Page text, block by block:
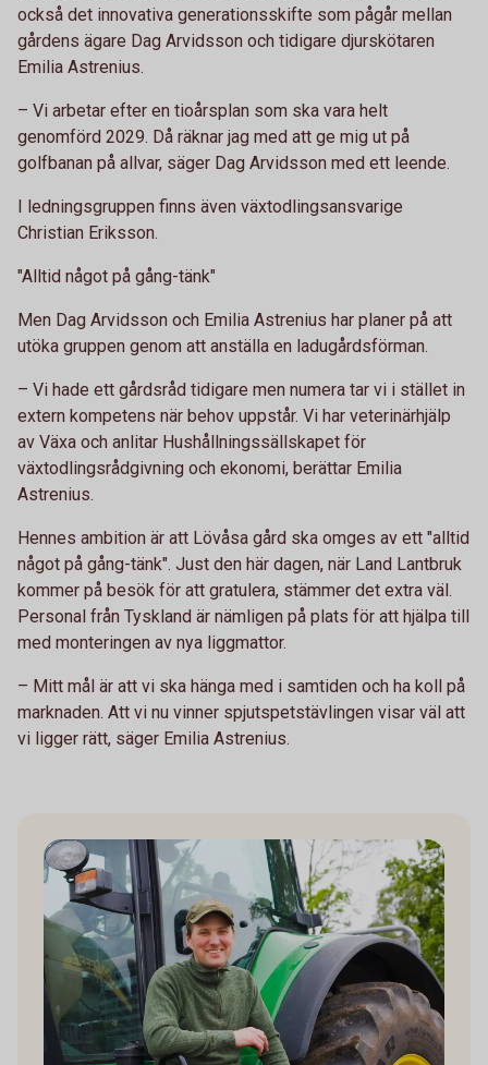
också det innovativa generationsskifte som pågår mellan
gårdens ägare Dag Arvidsson och tidigare djurskötaren
Emilia Astrenius.
– Vi arbetar efter en tioårsplan som ska vara helt
genomförd 2029. Då räknar jag med att ge mig ut på
golfbanan på allvar, säger Dag Arvidsson med ett leende.
I ledningsgruppen finns även växtodlingsansvarige
Christian Eriksson.
"Alltid något på gång-tänk"
Men Dag Arvidsson och Emilia Astrenius har planer på att
utöka gruppen genom att anställa en ladugårdsförman.
– Vi hade ett gårdsråd tidigare men numera tar vi i stället in
extern kompetens när behov uppstår. Vi har veterinärhjälp
av Växa och anlitar Hushållningssällskapet för
växtodlingsrådgivning och ekonomi, berättar Emilia
Astrenius.
Hennes ambition är att Lövåsa gård ska omges av ett "alltid
något på gång-tänk". Just den här dagen, när Land Lantbruk
kommer på besök för att gratulera, stämmer det extra väl.
Personal från Tyskland är nämligen på plats för att hjälpa till
med monteringen av nya liggmattor.
– Mitt mål är att vi ska hänga med i samtiden och ha koll på
marknaden. Att vi nu vinner spjutspetstävlingen visar väl att
vi ligger rätt, säger Emilia Astrenius.